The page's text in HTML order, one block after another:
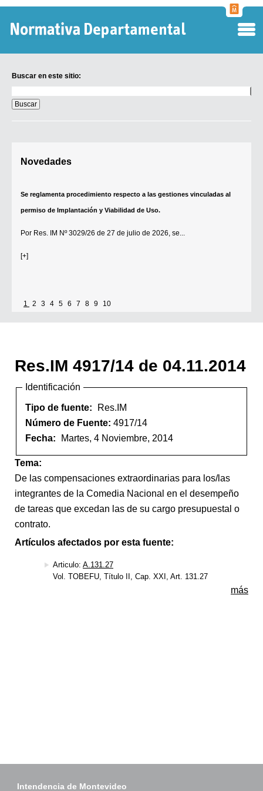
Buscar en este sitio:
en
este
sitio:
Novedades
Se reglamenta procedimiento respecto a las gestiones vinculadas al
permiso de Implantación y Viabilidad de Uso.
Por Res. IM Nº 3029/26 de 27 de julio de 2026, se...
[+]
1 2 3 4 5 6 7 8 9 10
Res.IM 4917/14 de 04.11.2014
Identificación
Tipo de fuente:
Res.IM
Número de Fuente: 4917/14
Fecha:
Martes, 4 Noviembre, 2014
Tema:
De las compensaciones extraordinarias para los/las
integrantes de la Comedia Nacional en el desempeño
de tareas que excedan las de su cargo presupuestal o
contrato.
Artículos afectados por esta fuente:
Articulo: A.131.27
Vol. TOBEFU, Título II, Cap. XXI, Art. 131.27
más
Intendencia de Montevideo